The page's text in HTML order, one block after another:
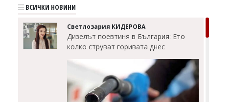
ВСИЧКИ НОВИНИ
Светлозария КИДЕРОВА
Дизелът поевтиня в България: Ето
колко струват горивата днес